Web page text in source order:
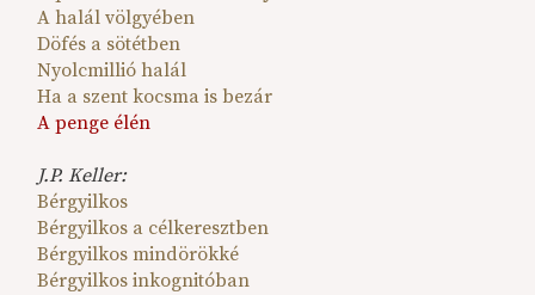
A halál völgyében
Döfés a sötétben
Nyolcmillió halál
Ha a szent kocsma is bezár
A penge élén
J.P. Keller:
Bérgyilkos
Bérgyilkos a célkeresztben
Bérgyilkos mindörökké
Bérgyilkos inkognitóban